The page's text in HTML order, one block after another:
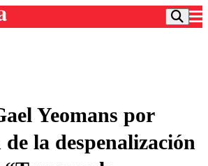
TV
Yeomans por
la despenalización